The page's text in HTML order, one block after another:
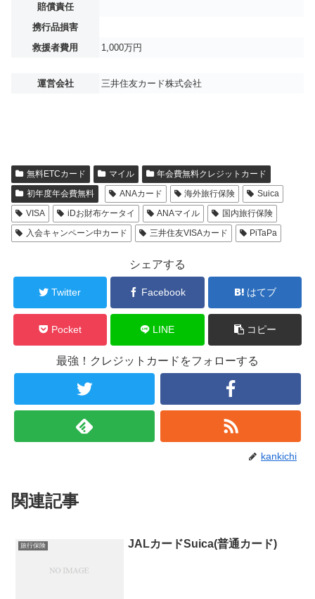
賠償責任
携行品損害
救援者費用
1,000万円
運営会社 三井住友カード株式会社
無料ETCカード マイル
年会費無料クレジットカード
初年度年会費無料
ANAカード 海外旅行保険
Suica
VISA
iDお財布ケータイ ANAマイル
国内旅行保険
入会キャンペーン中カード
三井住友VISAカード PiTaPa
シェアする
Twitter Facebook はてブ
Pocket LINE コピー
最強！クレジットカードをフォローする
kankichi
関連記事
旅行保険 JALカードSuica(普通カード)